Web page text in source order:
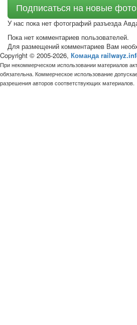
Подписаться на новые фото
У нас пока нет фотографий разъезда
Пока нет комментариев пользователей.
Для размещений комментариев Вам
Copyright © 2005-2026, Команда
При некоммерческом использовании материалов
обязательна. Коммерческое использование
разрешения авторов соответствующих материалов.